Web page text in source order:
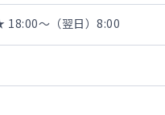
18:00～（翌日）8:00